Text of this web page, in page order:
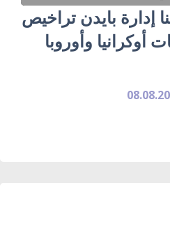
إدارة بايدن تراخيص
أوكرانيا وأوروبا